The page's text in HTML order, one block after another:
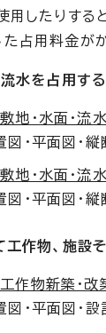
用したりす
占用料金が
水を占用す
地・水面・
・平面図・
地・水面・
・平面図・
作物、施設
作物新築・
・平面図・